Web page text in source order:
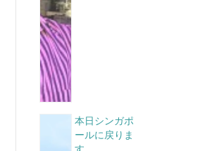
本日シンガポ
ールに戻りま